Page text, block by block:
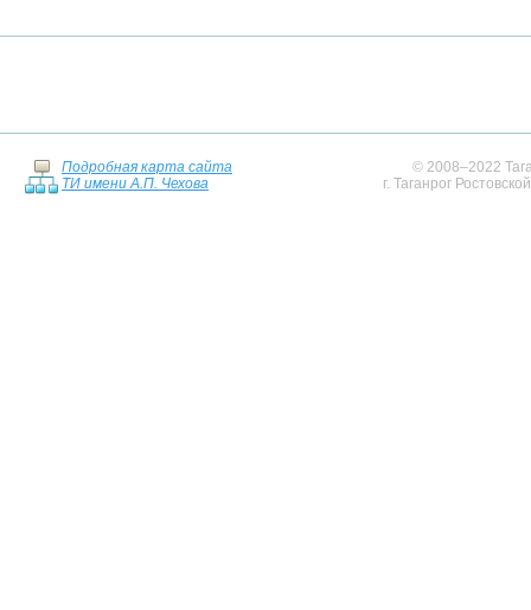
Подробная карта сайта
ТИ имени А.П. Чехова
© 2008–2022
г. Таганрог